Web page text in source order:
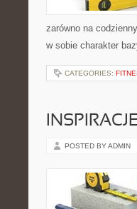
zarówno na
w sobie charakter
CATEGORIES:
POSTED BY ADMIN